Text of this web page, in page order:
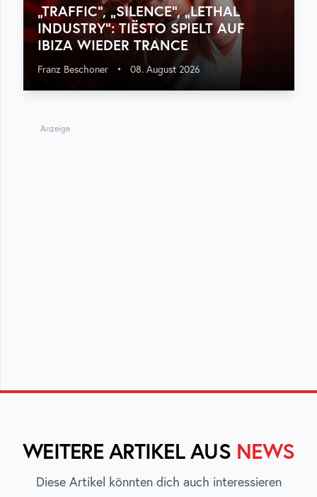
„TRAFFIC“, „SILENCE“, „LETHAL
INDUSTRY“: TIËSTO SPIELT AUF
IBIZA WIEDER TRANCE
Franz Beschoner • 08. August 2026
Anzeige
WEITERE ARTIKEL AUS NEWS
Diese Artikel könnten dich auch interessieren